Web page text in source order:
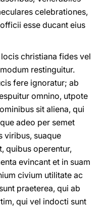
celebrationes,
esse ducant eius
christiana fides vel
restinguitur.
fere ignoratur; ab
omnino, utpote
sit aliena, qui
adeo per semet
viribus, suaque
quibus operentur,
evincant et in suam
civium utilitate ac
praeterea, qui ab
qui vel indocti sunt